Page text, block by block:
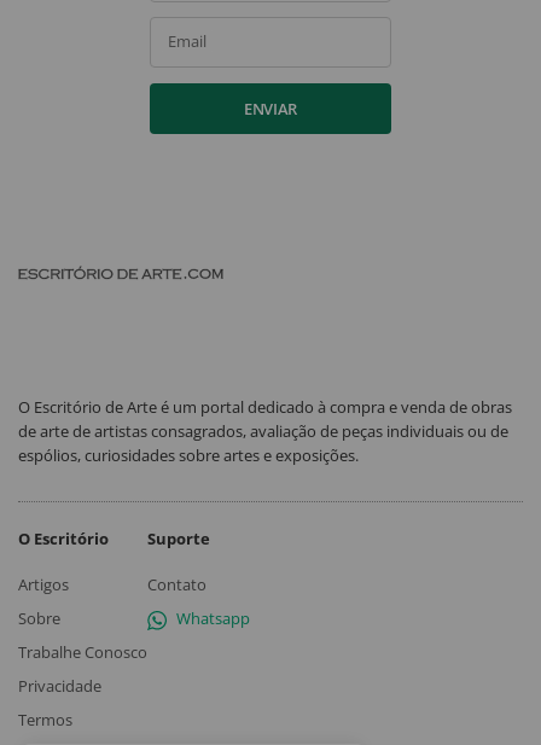
Email
ENVIAR
O Escritório de Arte é um portal dedicado à compra e venda de obras
de arte de artistas consagrados, avaliação de peças individuais ou de
espólios, curiosidades sobre artes e exposições.
O Escritório
Artigos
Sobre
Trabalhe Conosco
Privacidade
Termos
Suporte
Contato
Whatsapp